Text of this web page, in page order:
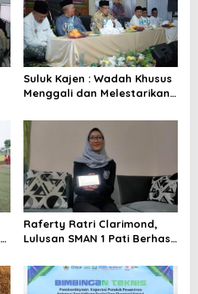
Suluk Kajen : Wadah Khusus
Menggali dan Melestarikan
Ahmad Mutamakkin
Raferty Ratri Clarimond,
Lulusan SMAN 1 Pati Berhasil
Ternama Kanada